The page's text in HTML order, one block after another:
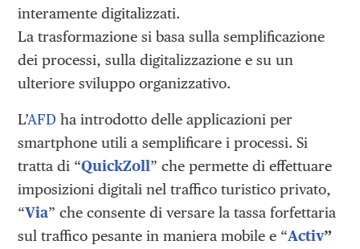
interamente digitalizzati.
La trasformazione si basa sulla semplificazione
dei processi, sulla digitalizzazione e su un
ulteriore sviluppo organizzativo.
L’AFD ha introdotto delle applicazioni per
smartphone utili a semplificare i processi. Si
tratta di “QuickZoll” che permette di effettuare
imposizioni digitali nel traffico turistico privato,
“Via” che consente di versare la tassa forfettaria
sul traffico pesante in maniera mobile e “Activ”